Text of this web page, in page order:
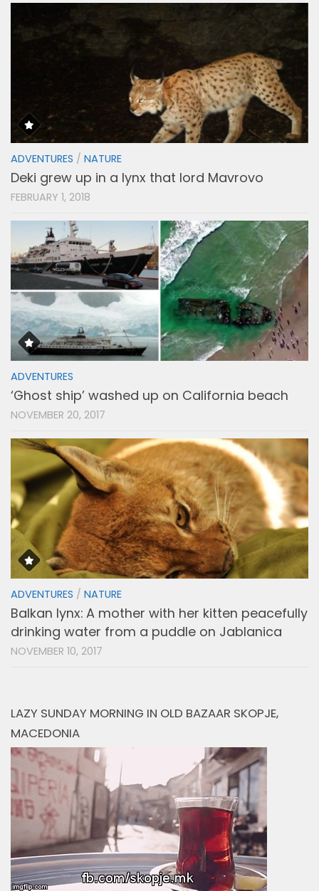
ADVENTURES / NATURE
Deki grew up in a lynx that lord Mavrovo
FEBRUARY 1, 2018
ADVENTURES
‘Ghost ship’ washed up on California beach
NOVEMBER 20, 2017
ADVENTURES / NATURE
Balkan lynx: A mother with her kitten peacefully
drinking water from a puddle on Jablanica
NOVEMBER 10, 2017
LAZY SUNDAY MORNING IN OLD BAZAAR SKOPJE,
MACEDONIA